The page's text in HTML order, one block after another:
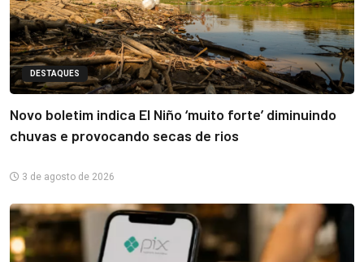
DESTAQUES
Novo boletim indica El Niño ‘muito forte’ diminuindo
chuvas e provocando secas de rios
3 de agosto de 2026